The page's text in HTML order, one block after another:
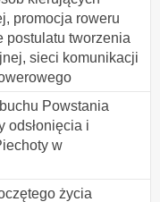
promocja roweru
postulatu tworzenia
sieci komunikacji
Powstania
odsłonięcia i
w
życia